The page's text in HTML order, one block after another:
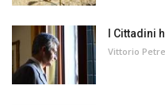
I Cittadini
Vittorio